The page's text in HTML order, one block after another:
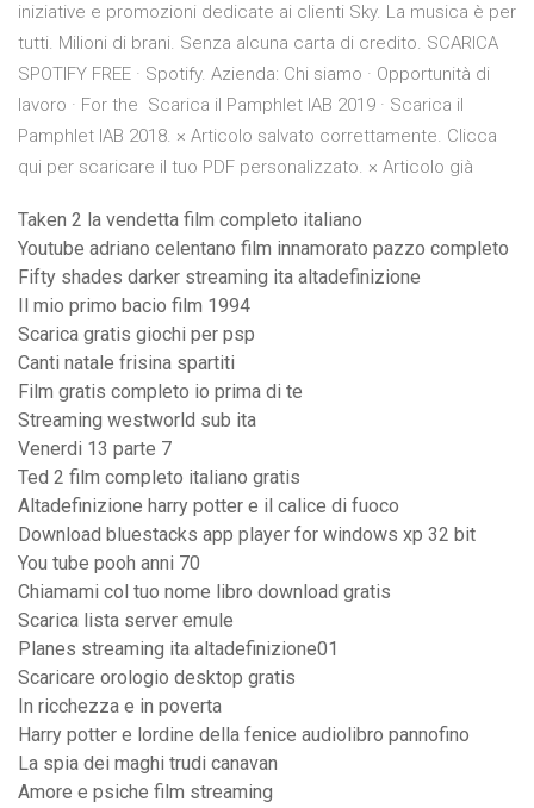
iniziative e promozioni dedicate ai clienti Sky. La musica è per
tutti. Milioni di brani. Senza alcuna carta di credito. SCARICA
SPOTIFY FREE · Spotify. Azienda: Chi siamo · Opportunità di
lavoro · For the Scarica il Pamphlet IAB 2019 · Scarica il
Pamphlet IAB 2018. × Articolo salvato correttamente. Clicca
qui per scaricare il tuo PDF personalizzato. × Articolo già
Taken 2 la vendetta film completo italiano
Youtube adriano celentano film innamorato pazzo completo
Fifty shades darker streaming ita altadefinizione
Il mio primo bacio film 1994
Scarica gratis giochi per psp
Canti natale frisina spartiti
Film gratis completo io prima di te
Streaming westworld sub ita
Venerdi 13 parte 7
Ted 2 film completo italiano gratis
Altadefinizione harry potter e il calice di fuoco
Download bluestacks app player for windows xp 32 bit
You tube pooh anni 70
Chiamami col tuo nome libro download gratis
Scarica lista server emule
Planes streaming ita altadefinizione01
Scaricare orologio desktop gratis
In ricchezza e in poverta
Harry potter e lordine della fenice audiolibro pannofino
La spia dei maghi trudi canavan
Amore e psiche film streaming